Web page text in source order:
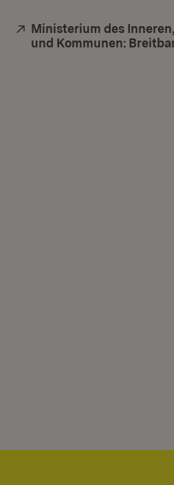
Extern:
Ministerium des
und Kommunen: